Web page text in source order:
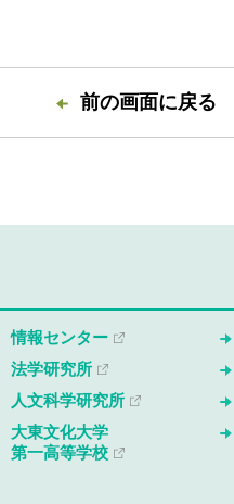
前の画面に戻る
情報センター
法学研究所
人文科学研究所
大東文化大学
第一高等学校